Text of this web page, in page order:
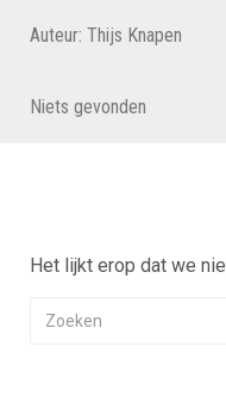
Auteur: Thijs Knapen
Niets gevonden
Het lijkt erop dat we